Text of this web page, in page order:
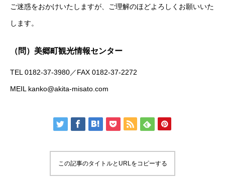
ご迷惑をおかけいたしますが、ご理解のほどよろしくお願いいた
します。
（問）美郷町観光情報センター
TEL 0182-37-3980／FAX 0182-37-2272
MEIL kanko@akita-misato.com
この記事のタイトルとURLをコピーする